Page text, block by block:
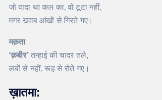
जो वादा था कल का, वो टूटा नहीं,
मगर ख्वाब आंखों से गिरते गए।
मक़ता
‘क़बीर’तन्हाई की चादर तले,
लबों से नहीं, रूह से रोते गए।
ख़ातमा: